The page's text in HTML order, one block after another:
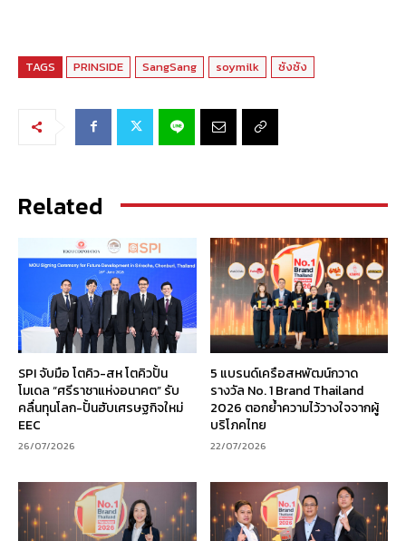
TAGS PRINSIDE SangSang soymilk ซังซัง
Related
SPI จับมือ โตคิว-สห โตคิวปั้น
โมเดล “ศรีราชาแห่งอนาคต” รับ
คลื่นทุนโลก-ปั้นฮับเศรษฐกิจใหม่
EEC
26/07/2026
5 แบรนด์เครือสหพัฒน์กวาด
รางวัล No. 1 Brand Thailand
2026 ตอกย้ำความไว้วางใจจากผู้
บริโภคไทย
22/07/2026